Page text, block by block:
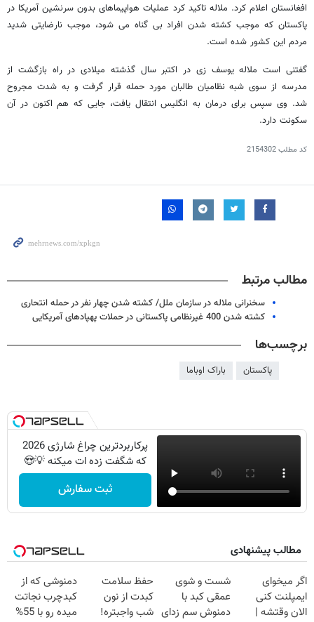
افغانستان اعلام کرد. ملاله تاکید کرد عملیات هواپیماهای بدون سرنشین آمریکا در
پاکستان که موجب کشته شدن افراد بی گناه می شود، موجب نارضایتی شدید
مردم این کشور شده است.
گفتنی است ملاله یوسف زی در اکتبر سال گذشته میلادی در راه بازگشت از
مدرسه از سوی شبه نظامیان طالبان مورد حمله قرار گرفت و به شدت مجروح
شد. وی سپس برای درمان به انگلیس انتقال یافت، جایی که هم اکنون در آن
سکونت دارد.
کد مطلب2154302
مطالب مرتبط
سخنرانی ملاله در سازمان ملل/ کشته شدن چهار نفر در حمله انتحاری
کشته شدن 400 غیرنظامی پاکستانی در حملات پهپادهای آمریکایی
برچسب‌ها
پاکستان باراک اوباما
پرکاربردترین چراغ شارژی 2026
که شگفت زده ات میکنه 💡😍
ثبت سفارش
مطالب پیشنهادی
اگر میخوای
ایمپلنت کنی
الان وقتشه |
شست و شوی
عمقی کبد با
دمنوش سم زدای
حفظ سلامت
کبدت از نون
شب واجبتره!
دمنوشی که از
کبدچرب نجاتت
میده رو با 55%